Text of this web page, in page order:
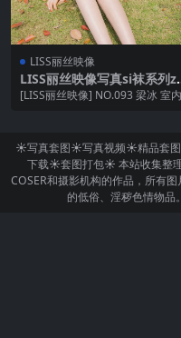
LISS丽丝映像
LISS丽丝映像写真si袜系列
全合集打包 LISS丽丝映像si袜
[LISS丽丝映像] NO.093 梁冰 室
☀写真套图☀写真视频☀精品套
下载☀套图打包☀ 本站收集整
COSER和摄影机构的作品，所有
的低俗、淫秽色情物品